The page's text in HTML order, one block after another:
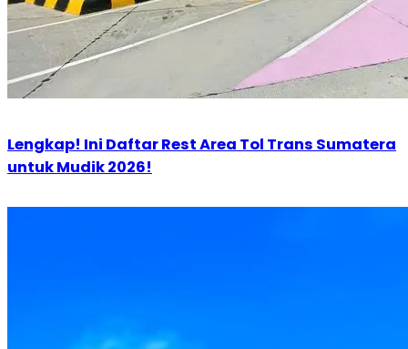
Lengkap! Ini Daftar Rest Area Tol Trans Sumatera
untuk Mudik 2026!